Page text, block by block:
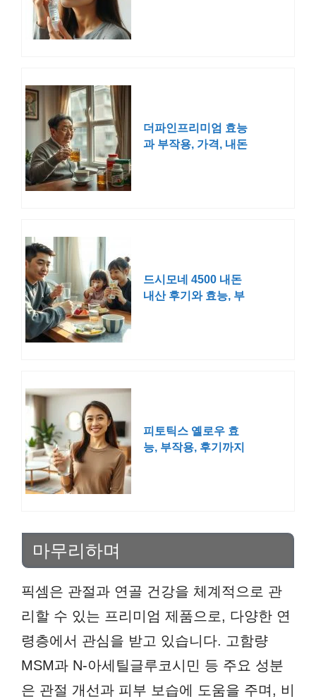
더파인프리미엄 효능
과 부작용, 가격, 내돈
드시모네 4500 내돈
내산 후기와 효능, 부
피토틱스 옐로우 효
능, 부작용, 후기까지
마무리하며
픽셈은 관절과 연골 건강을 체계적으로 관
리할 수 있는 프리미엄 제품으로, 다양한 연
령층에서 관심을 받고 있습니다. 고함량
MSM과 N-아세틸글루코시민 등 주요 성분
은 관절 개선과 피부 보습에 도움을 주며, 비